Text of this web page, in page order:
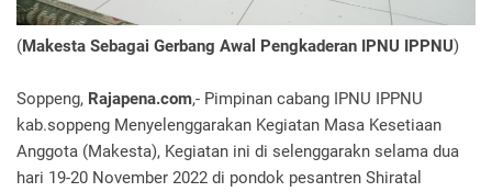
(Makesta Sebagai Gerbang Awal Pengkaderan IPNU IPPNU)
Soppeng, Rajapena.com,- Pimpinan cabang IPNU IPPNU
kab.soppeng Menyelenggarakan Kegiatan Masa Kesetiaan
Anggota (Makesta), Kegiatan ini di selenggarakn selama dua
hari 19-20 November 2022 di pondok pesantren Shiratal